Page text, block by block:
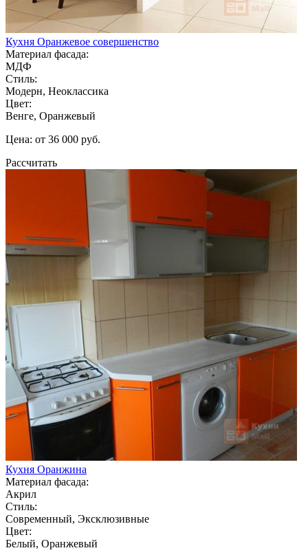
Кухня Оранжевое совершенство
Материал фасада:
МДФ
Стиль:
Модерн, Неоклассика
Цвет:
Венге, Оранжевый
Цена: от 36 000 руб.
Рассчитать
Кухня Оранжина
Материал фасада:
Акрил
Стиль:
Современный, Эксклюзивные
Цвет:
Белый, Оранжевый